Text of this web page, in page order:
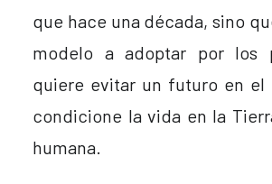
que hace una década, sino
modelo a adoptar por los
quiere evitar un futuro en el
condicione la vida en la
humana.